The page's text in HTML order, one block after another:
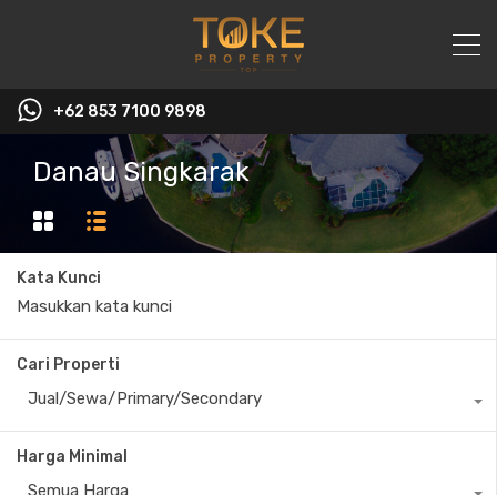
+62 853 7100 9898‬
Danau Singkarak
Kata Kunci
Cari Properti
Jual/Sewa/Primary/Secondary
Harga Minimal
Semua Harga